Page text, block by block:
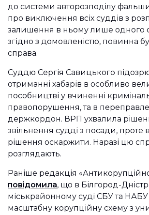
до системи авторозподілу
про виключення всіх суддів з
залишення в ньому лише одного
згідно з домовленістю, повинна
справа.
Суддю Сергія Савицького
отриманні хабарів в особливо
пособництві у вчиненні
правопорушення, та в
держкордон. ВРП ухвалила
звільнення судді з посади, проте
рішення оскаржити. Наразі цю
розглядають.
Раніше редакція
повідомила, що в Білгород-
міськрайонному суді СБУ та
масштабну корупційну схему з